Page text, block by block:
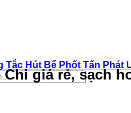
Tắc Hút Bể Phốt Tấn Phát
Chi giá rẻ, sạch